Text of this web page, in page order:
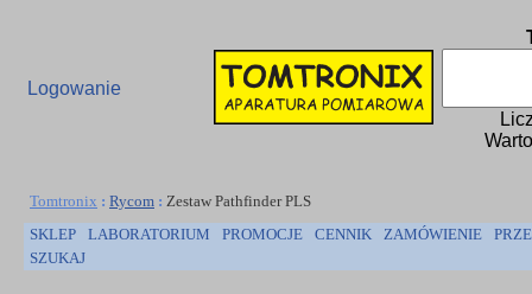
Logowanie
Tomtronix : Rycom : Zestaw Pathfinder PLS
SKLEP
LABORATORIUM PROMOCJE CENNIK ZAMÓWIENIE
SZUKAJ